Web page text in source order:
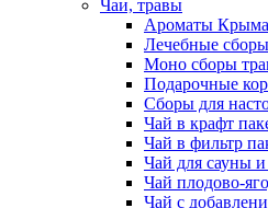
Чаи, травы
Ароматы
Лечебные
Моно сборы
Подарочные
Сборы для
Чай в крафт
Чай в фильтр
Чай для сауны
Чай плодово-
Чай с